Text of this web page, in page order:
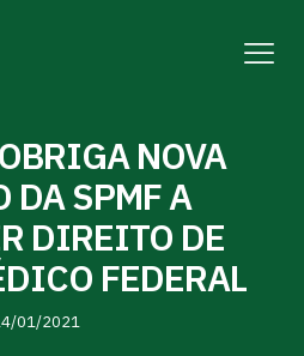
NOVA
DA SPMF A
DIREITO DE
FEDERAL
01/2021